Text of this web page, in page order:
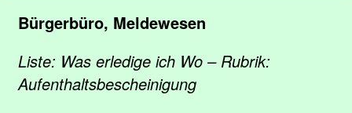
Bürgerbüro, Meldewesen
Liste: Was erledige ich Wo – Rubrik:
Aufenthaltsbescheinigung